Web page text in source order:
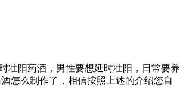
壮阳药酒，男性要想延时壮阳，日常要养
怎么制作了，相信按照上述的介绍您自